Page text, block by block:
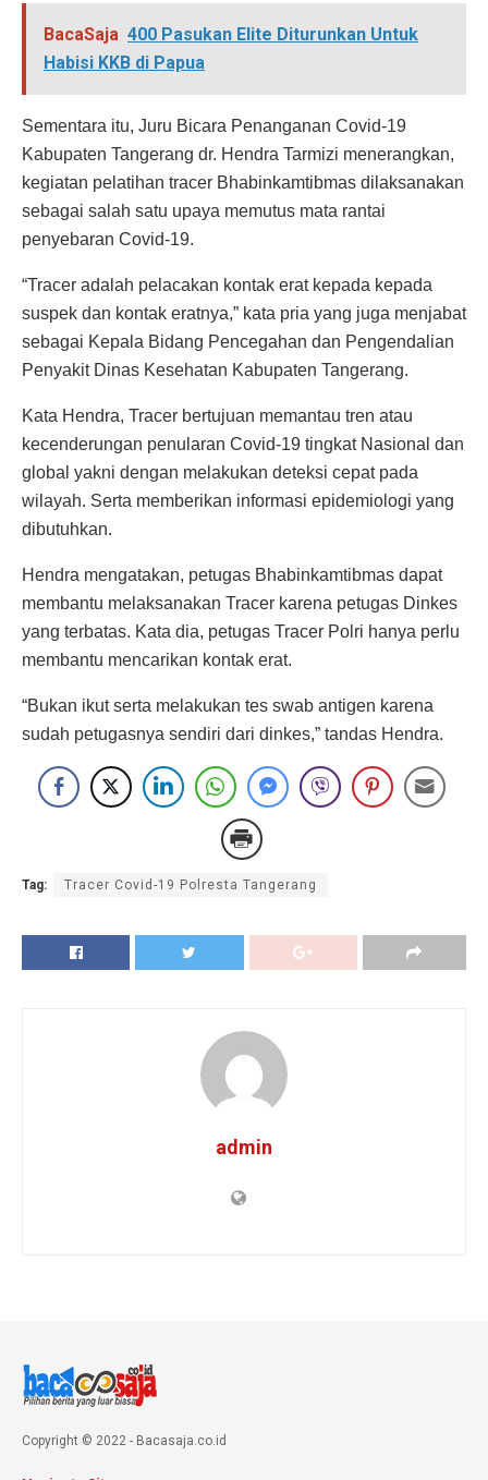
BacaSaja 400 Pasukan Elite Diturunkan Untuk
Habisi KKB di Papua
Sementara itu, Juru Bicara Penanganan Covid-19
Kabupaten Tangerang dr. Hendra Tarmizi menerangkan,
kegiatan pelatihan tracer Bhabinkamtibmas dilaksanakan
sebagai salah satu upaya memutus mata rantai
penyebaran Covid-19.
“Tracer adalah pelacakan kontak erat kepada kepada
suspek dan kontak eratnya,” kata pria yang juga menjabat
sebagai Kepala Bidang Pencegahan dan Pengendalian
Penyakit Dinas Kesehatan Kabupaten Tangerang.
Kata Hendra, Tracer bertujuan memantau tren atau
kecenderungan penularan Covid-19 tingkat Nasional dan
global yakni dengan melakukan deteksi cepat pada
wilayah. Serta memberikan informasi epidemiologi yang
dibutuhkan.
Hendra mengatakan, petugas Bhabinkamtibmas dapat
membantu melaksanakan Tracer karena petugas Dinkes
yang terbatas. Kata dia, petugas Tracer Polri hanya perlu
membantu mencarikan kontak erat.
“Bukan ikut serta melakukan tes swab antigen karena
sudah petugasnya sendiri dari dinkes,” tandas Hendra.
Tag: Tracer Covid-19 Polresta Tangerang
admin
Copyright © 2022 - Bacasaja.co.id